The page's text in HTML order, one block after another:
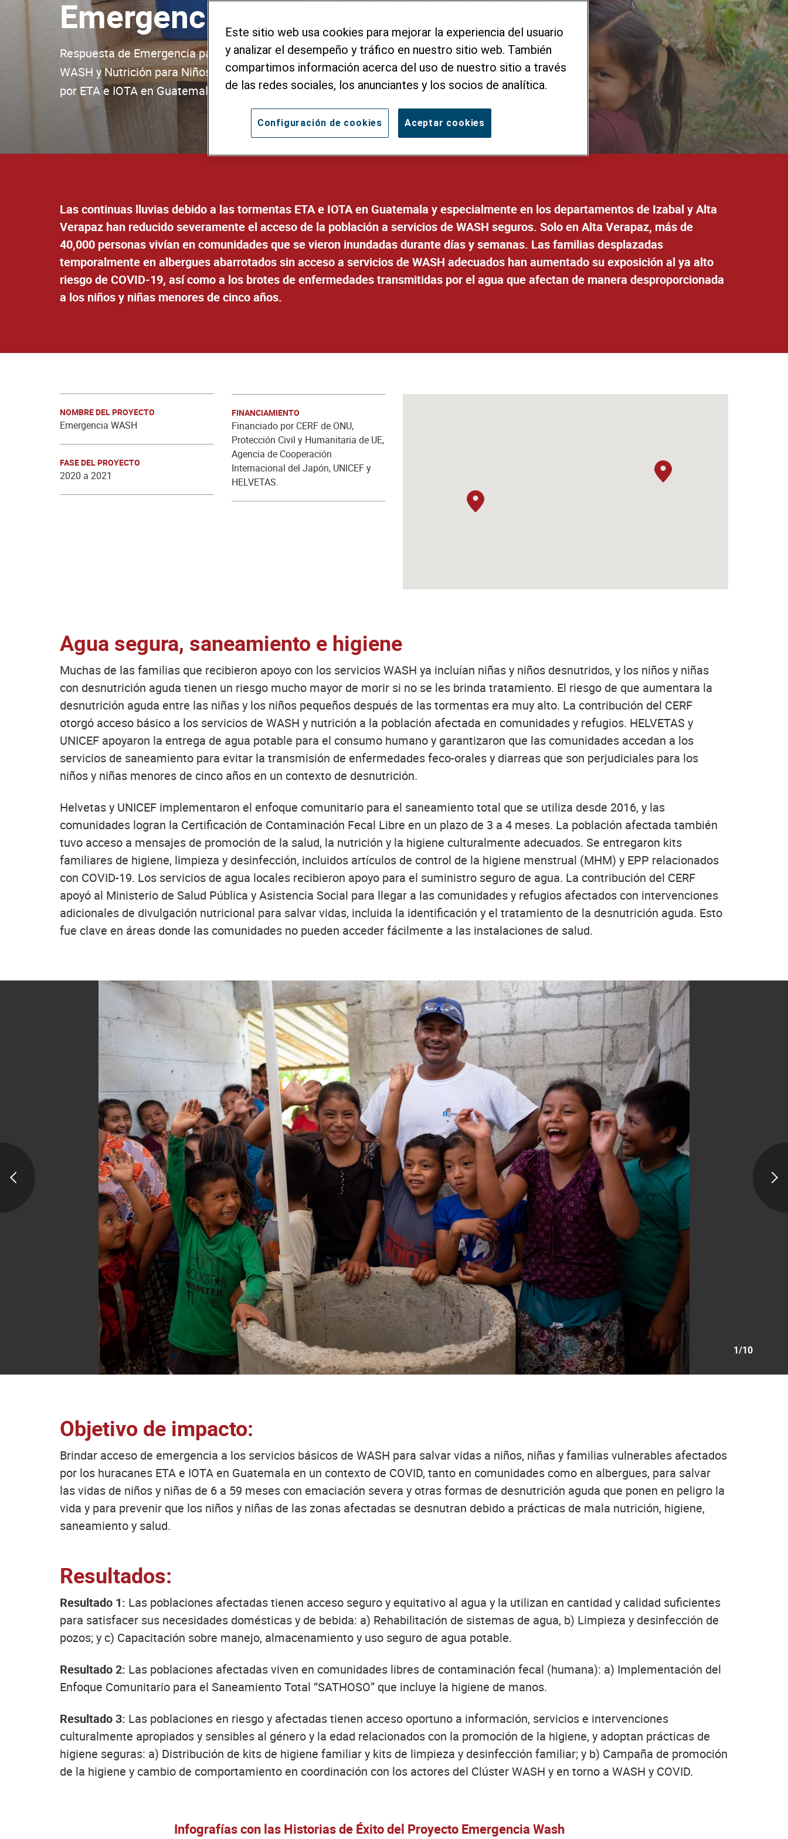
Emergencia WASH
Respuesta de Emergencia para Brindar Acceso Vital a los Servicios de
WASH y Nutrición para Niños, Niñas y Familias Vulnerables Afectados
por ETA e IOTA en Guatemala.
Las continuas lluvias debido a las tormentas ETA e IOTA en Guatemala y especialmente en los departamentos de Izabal y Alta
Verapaz han reducido severamente el acceso de la población a servicios de WASH seguros. Solo en Alta Verapaz, más de
40,000 personas vivían en comunidades que se vieron inundadas durante días y semanas. Las familias desplazadas
temporalmente en albergues abarrotados sin acceso a servicios de WASH adecuados han aumentado su exposición al ya alto
riesgo de COVID-19, así como a los brotes de enfermedades transmitidas por el agua que afectan de manera desproporcionada
a los niños y niñas menores de cinco años.
NOMBRE DEL PROYECTO
Emergencia WASH
FASE DEL PROYECTO
2020 a 2021
FINANCIAMIENTO
Financiado por CERF de ONU,
Protección Civil y Humanitaria de UE,
Agencia de Cooperación
Internacional del Japón, UNICEF y
HELVETAS.
Agua segura, saneamiento e higiene
Muchas de las familias que recibieron apoyo con los servicios WASH ya incluían niñas y niños desnutridos, y los niños y niñas
con desnutrición aguda tienen un riesgo mucho mayor de morir si no se les brinda tratamiento. El riesgo de que aumentara la
desnutrición aguda entre las niñas y los niños pequeños después de las tormentas era muy alto. La contribución del CERF
otorgó acceso básico a los servicios de WASH y nutrición a la población afectada en comunidades y refugios. HELVETAS y
UNICEF apoyaron la entrega de agua potable para el consumo humano y garantizaron que las comunidades accedan a los
servicios de saneamiento para evitar la transmisión de enfermedades feco-orales y diarreas que son perjudiciales para los
niños y niñas menores de cinco años en un contexto de desnutrición.
Helvetas y UNICEF implementaron el enfoque comunitario para el saneamiento total que se utiliza desde 2016, y las
comunidades logran la Certificación de Contaminación Fecal Libre en un plazo de 3 a 4 meses. La población afectada también
tuvo acceso a mensajes de promoción de la salud, la nutrición y la higiene culturalmente adecuados. Se entregaron kits
familiares de higiene, limpieza y desinfección, incluidos artículos de control de la higiene menstrual (MHM) y EPP relacionados
con COVID-19. Los servicios de agua locales recibieron apoyo para el suministro seguro de agua. La contribución del CERF
apoyó al Ministerio de Salud Pública y Asistencia Social para llegar a las comunidades y refugios afectados con intervenciones
adicionales de divulgación nutricional para salvar vidas, incluida la identificación y el tratamiento de la desnutrición aguda. Esto
fue clave en áreas donde las comunidades no pueden acceder fácilmente a las instalaciones de salud.
1/10
Objetivo de impacto:
Brindar acceso de emergencia a los servicios básicos de WASH para salvar vidas a niños, niñas y familias vulnerables afectados
por los huracanes ETA e IOTA en Guatemala en un contexto de COVID, tanto en comunidades como en albergues, para salvar
las vidas de niños y niñas de 6 a 59 meses con emaciación severa y otras formas de desnutrición aguda que ponen en peligro la
vida y para prevenir que los niños y niñas de las zonas afectadas se desnutran debido a prácticas de mala nutrición, higiene,
saneamiento y salud.
Resultados:
Resultado 1: Las poblaciones afectadas tienen acceso seguro y equitativo al agua y la utilizan en cantidad y calidad suficientes
para satisfacer sus necesidades domésticas y de bebida: a) Rehabilitación de sistemas de agua, b) Limpieza y desinfección de
pozos; y c) Capacitación sobre manejo, almacenamiento y uso seguro de agua potable.
Resultado 2: Las poblaciones afectadas viven en comunidades libres de contaminación fecal (humana): a) Implementación del
Enfoque Comunitario para el Saneamiento Total “SATHOSO” que incluye la higiene de manos.
Resultado 3: Las poblaciones en riesgo y afectadas tienen acceso oportuno a información, servicios e intervenciones
culturalmente apropiados y sensibles al género y la edad relacionados con la promoción de la higiene, y adoptan prácticas de
higiene seguras: a) Distribución de kits de higiene familiar y kits de limpieza y desinfección familiar; y b) Campaña de promoción
de la higiene y cambio de comportamiento en coordinación con los actores del Clúster WASH y en torno a WASH y COVID.
Infografías con las Historias de Éxito del Proyecto Emergencia Wash
Este sitio web usa cookies para mejorar la experiencia del usuario
y analizar el desempeño y tráfico en nuestro sitio web. También
compartimos información acerca del uso de nuestro sitio a través
de las redes sociales, los anunciantes y los socios de analítica.
Aceptar cookies
Configuración de cookies